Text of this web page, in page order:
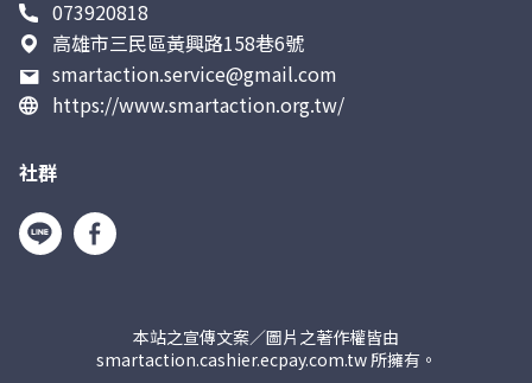
073920818
高雄市三民區黃興路158巷6號
smartaction.service@gmail.com
https://www.smartaction.org.tw/
社群
本站之宣傳文案／圖片之著作權皆由
smartaction.cashier.ecpay.com.tw 所擁有。